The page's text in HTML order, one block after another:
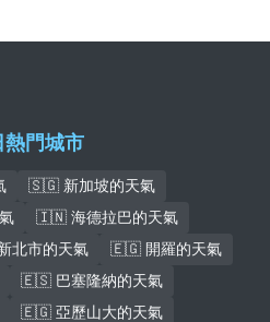
熱門城市
🇸🇬 新加坡的天氣
🇮🇳 海德拉巴的天氣
市的天氣
🇪🇬 開羅的天氣
🇪🇸 巴塞隆納的天氣
🇪🇬 亞歷山大的天氣